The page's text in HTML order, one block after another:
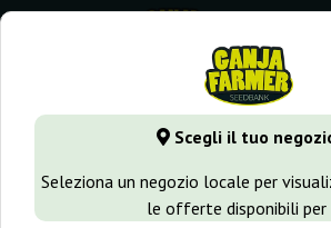
Scegli il tuo
Seleziona un negozio locale per
le offerte disponibili per
GanjaFarmer.it Varietà di Cannabis
Seeds